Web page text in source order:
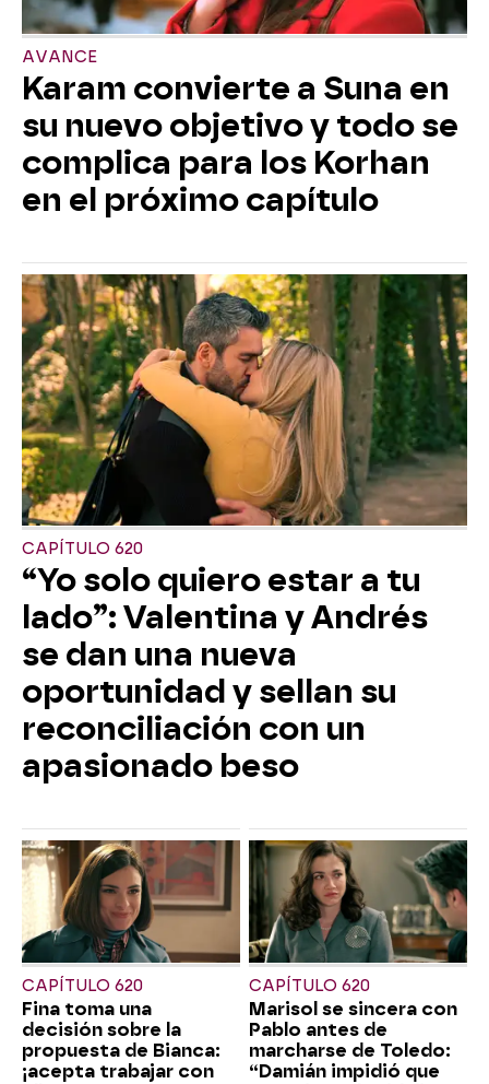
AVANCE
Karam convierte a Suna en
su nuevo objetivo y todo se
complica para los Korhan
en el próximo capítulo
CAPÍTULO 620
“Yo solo quiero estar a tu
lado”: Valentina y Andrés
se dan una nueva
oportunidad y sellan su
reconciliación con un
apasionado beso
CAPÍTULO 620
Fina toma una
decisión sobre la
propuesta de Bianca:
¡acepta trabajar con
CAPÍTULO 620
Marisol se sincera con
Pablo antes de
marcharse de Toledo:
“Damián impidió que